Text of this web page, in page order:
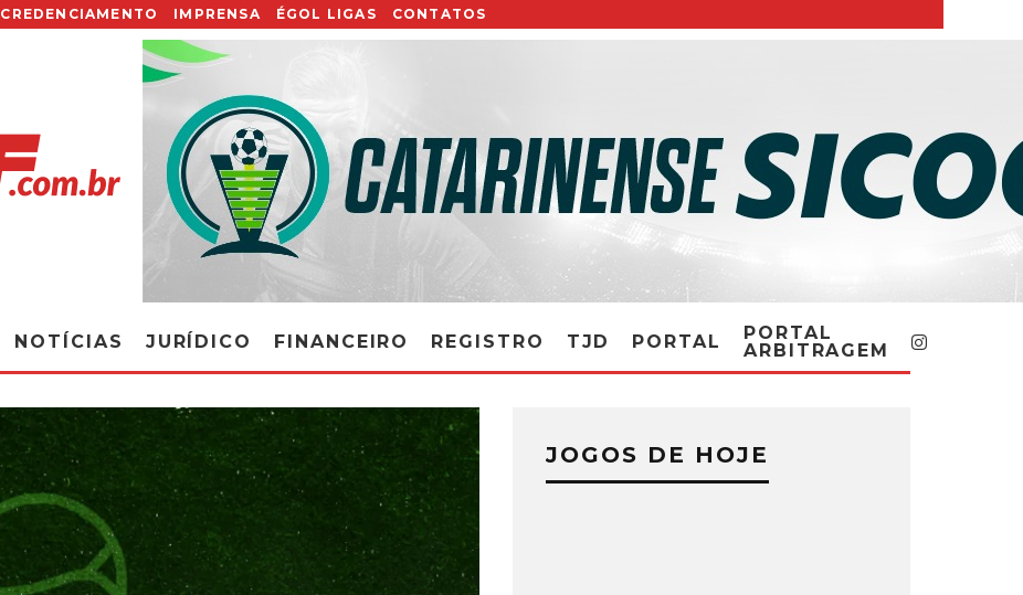
CREDENCIAMENTO IMPRENSA ÉGOL LIGAS CONTATOS
NOTÍCIAS JURÍDICO FINANCEIRO REGISTRO TJD PORTAL
PORTAL
ARBITRAGEM
JOGOS DE HOJE